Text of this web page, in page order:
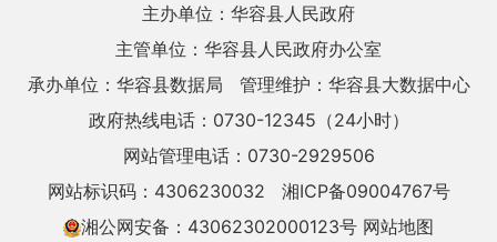
主办单位：华容县人民政府
主管单位：华容县人民政府办公室
承办单位：华容县数据局
管理维护：华容县大数据中心
政府热线电话：0730-12345（24小时）
网站管理电话：0730-2929506
网站标识码：4306230032
湘ICP备09004767号
湘公网安备：43062302000123号 网站地图